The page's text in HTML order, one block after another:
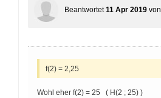
Beantwortet 11 Apr 2019 von
f(2) = 2,25
Wohl eher f(2) = 25 ( H(2 ; 25) )